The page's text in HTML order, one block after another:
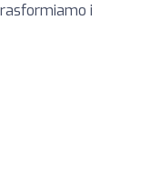
i